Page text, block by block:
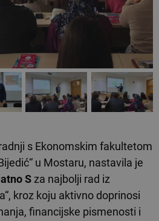
s Ekonomskim fakultetom
u Mostaru, nastavila je
Sza najbolji rad iz
kroz koju aktivno doprinosi
financijske pismenosti i